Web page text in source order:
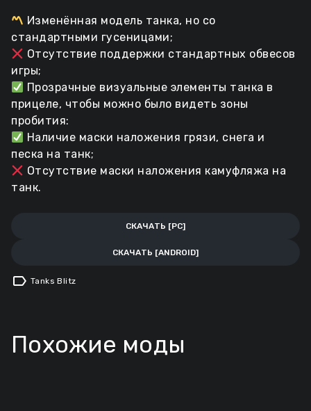
Изменённая модель танка, но со
стандартными гусеницами;
Отсутствие поддержки стандартных обвесов
игры;
Прозрачные визуальные элементы танка в
прицеле, чтобы можно было видеть зоны
пробития:
Наличие маски наложения грязи, снега и
песка на танк;
Отсутствие маски наложения камуфляжа на
танк.
СКАЧАТЬ [PC]
СКАЧАТЬ [ANDROID]
label Tanks Blitz
Похожие моды